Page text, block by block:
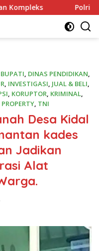
Polri Kerahkan 372
BUPATI, DINAS PENDIDIKAN,
, INVESTIGASI, JUAL & BELI,
, KORUPTOR, KRIMINAL,
PROPERTY, TNI
Desa Kidal
kades
Jadikan
Alat